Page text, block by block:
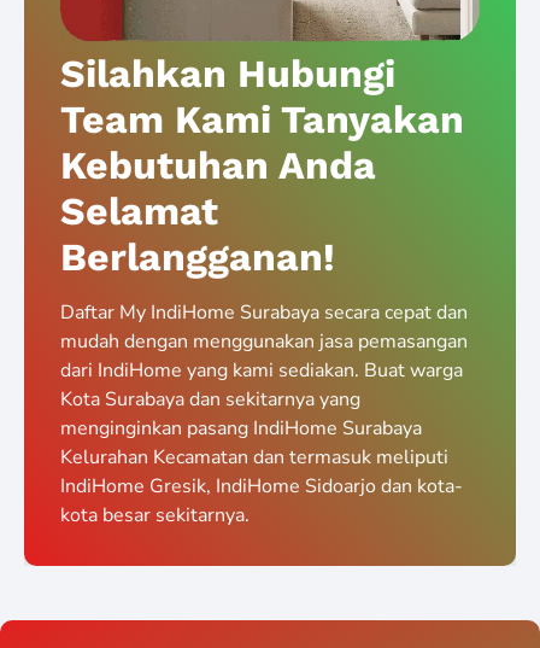
Silahkan Hubungi
Team Kami Tanyakan
Kebutuhan Anda
Selamat
Berlangganan!
Daftar My IndiHome Surabaya secara cepat dan
mudah dengan menggunakan jasa pemasangan
dari IndiHome yang kami sediakan. Buat warga
Kota Surabaya dan sekitarnya yang
menginginkan pasang IndiHome Surabaya
Kelurahan Kecamatan dan termasuk meliputi
IndiHome Gresik, IndiHome Sidoarjo dan kota-
kota besar sekitarnya.